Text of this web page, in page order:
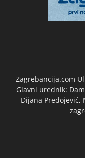
Zagrebancija.com
Glavni urednik:
Dijana Predojević,